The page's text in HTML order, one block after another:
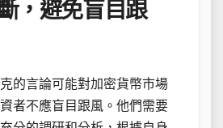
，避免盲目跟
的言論可能對加密貨幣市場
者不應盲目跟風。他們需要